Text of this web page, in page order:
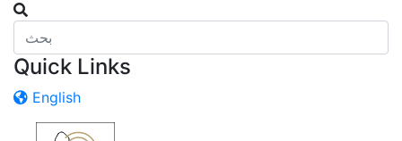
Quick Links
English